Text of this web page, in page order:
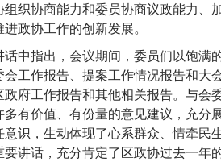
组织协商能力和委员协商议政能力、
政协工作的创新发展。
话中指出，会议期间，委员们以饱满
会工作报告、提案工作情况报告和大
政府工作报告和其他相关报告。与会
多有价值、有份量的意见建议，充分
意识，生动体现了心系群众、情牵民
要讲话，充分肯定了区政协过去一年